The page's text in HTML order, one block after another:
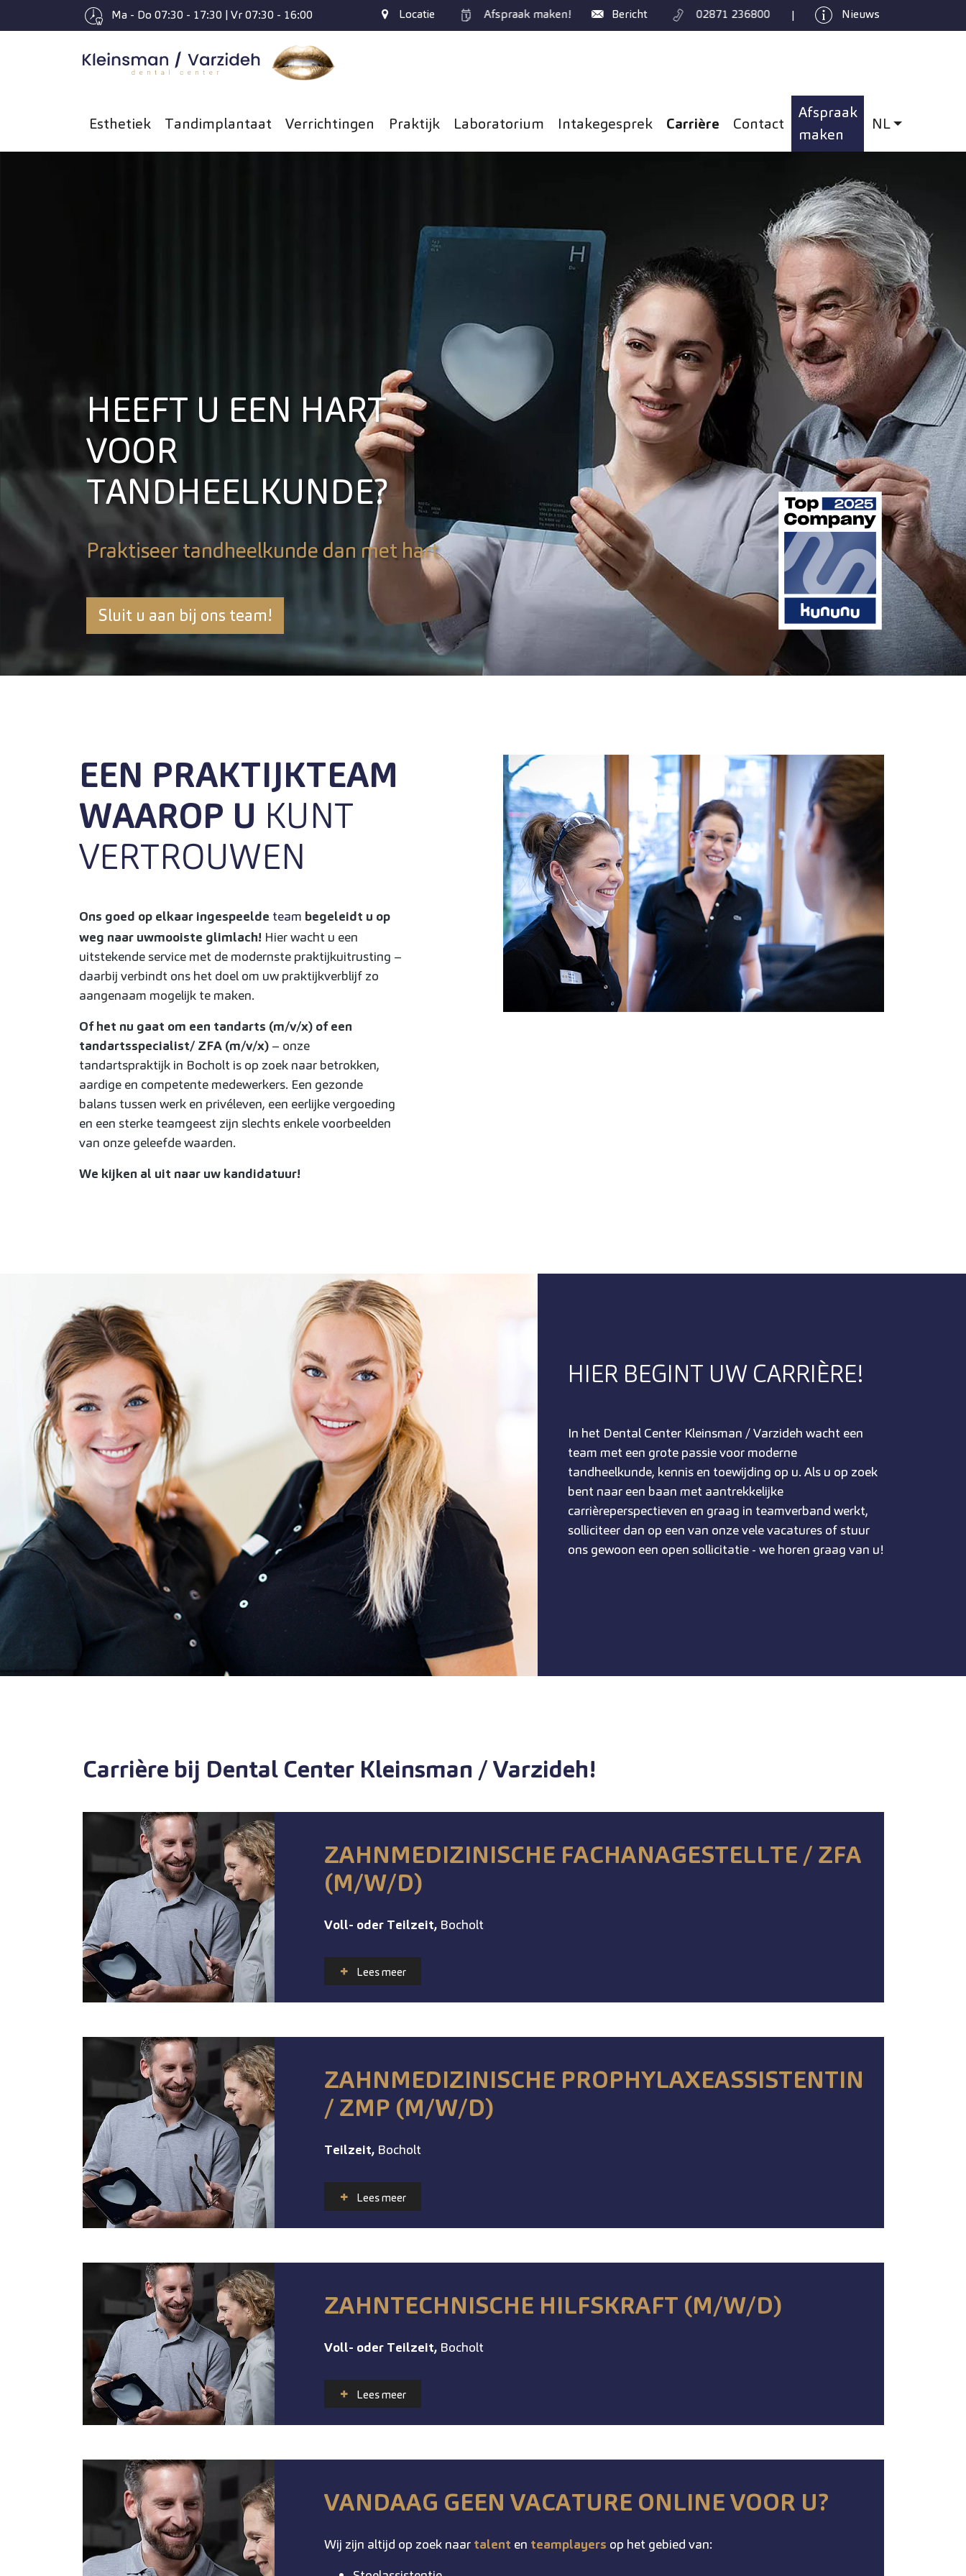
Ma - Do 07:30 - 17:30 | Vr 07:30 - 16:00 Locatie Afspraakmaken! Bericht 02871 236800 | Nieuws
Esthetiek Tandimplantaat Verrichtingen Praktijk Laboratorium Intakegesprek Carrière (current)
Contact
Afspraak
maken
:
NL
HEEFT U EEN HART
VOOR
TANDHEELKUNDE?
Praktiseer tandheelkunde dan met hart
Sluit u aan bij ons team!
EEN PRAKTIJKTEAM
WAAROP U KUNT
VERTROUWEN
Ons goed op elkaar ingespeelde team begeleidt u op
weg naar uwmooiste glimlach! Hier wacht u een
uitstekende service met de modernste praktijkuitrusting –
daarbij verbindt ons het doel om uw praktijkverblijf zo
aangenaam mogelijk te maken.
Of het nu gaat om een tandarts (m/v/x) of een
tandartsspecialist/ ZFA (m/v/x)– onze
tandartspraktijk in Bocholt is op zoek naar betrokken,
aardige en competente medewerkers. Een gezonde
balans tussen werk en privéleven, een eerlijke vergoeding
en een sterke teamgeest zijn slechts enkele voorbeelden
van onze geleefde waarden.
We kijken al uit naar uw kandidatuur!
HIER BEGINT UW CARRIÈRE!
In het Dental Center Kleinsman / Varzideh wacht een
team met een grote passie voor moderne
tandheelkunde, kennis en toewijding op u. Als u op zoek
bent naar een baan met aantrekkelijke
carrièreperspectieven en graag in teamverband werkt,
solliciteer dan op een van onze vele vacatures of stuur
ons gewoon een open sollicitatie - we horen graag van u!
Carrière bij Dental Center Kleinsman / Varzideh!
ZAHNMEDIZINISCHE FACHANAGESTELLTE / ZFA
(M/W/D)
Voll- oder Teilzeit, Bocholt
Lees meer
ZAHNMEDIZINISCHE PROPHYLAXEASSISTENTIN
/ ZMP (M/W/D)
Teilzeit, Bocholt
Lees meer
ZAHNTECHNISCHE HILFSKRAFT (M/W/D)
Voll- oder Teilzeit, Bocholt
Lees meer
VANDAAG GEEN VACATURE ONLINE VOOR U?
Wij zijn altijd op zoek naar talent en teamplayers op het gebied van: